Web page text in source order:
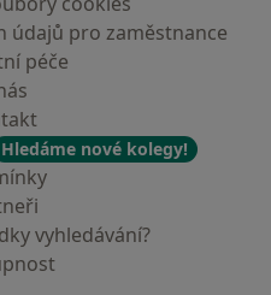
údajů pro zaměstnance
péče
Hledáme nové kolegy!
vyhledávání?